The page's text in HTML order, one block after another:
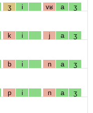
ʒ i vʁ a ʒ
k i j a ʒ
b i n a ʒ
p i n a ʒ